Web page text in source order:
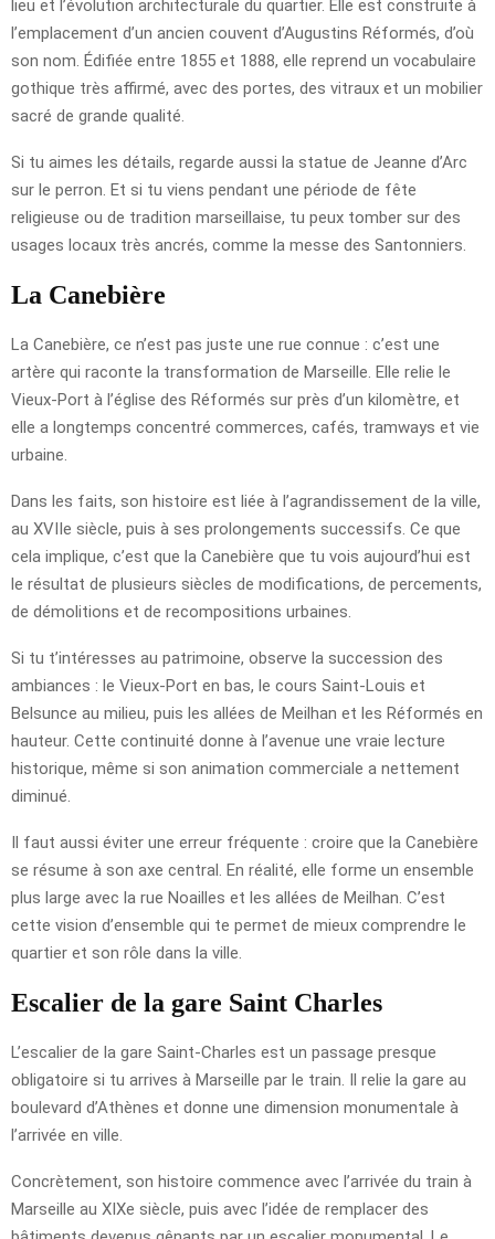
lieu et l’évolution architecturale du quartier. Elle est construite à
l’emplacement d’un ancien couvent d’Augustins Réformés, d’où
son nom. Édifiée entre 1855 et 1888, elle reprend un vocabulaire
gothique très affirmé, avec des portes, des vitraux et un mobilier
sacré de grande qualité.
Si tu aimes les détails, regarde aussi la statue de Jeanne d’Arc
sur le perron. Et si tu viens pendant une période de fête
religieuse ou de tradition marseillaise, tu peux tomber sur des
usages locaux très ancrés, comme la messe des Santonniers.
La Canebière
La Canebière, ce n’est pas juste une rue connue : c’est une
artère qui raconte la transformation de Marseille. Elle relie le
Vieux-Port à l’église des Réformés sur près d’un kilomètre, et
elle a longtemps concentré commerces, cafés, tramways et vie
urbaine.
Dans les faits, son histoire est liée à l’agrandissement de la ville,
au XVIIe siècle, puis à ses prolongements successifs. Ce que
cela implique, c’est que la Canebière que tu vois aujourd’hui est
le résultat de plusieurs siècles de modifications, de percements,
de démolitions et de recompositions urbaines.
Si tu t’intéresses au patrimoine, observe la succession des
ambiances : le Vieux-Port en bas, le cours Saint-Louis et
Belsunce au milieu, puis les allées de Meilhan et les Réformés en
hauteur. Cette continuité donne à l’avenue une vraie lecture
historique, même si son animation commerciale a nettement
diminué.
Il faut aussi éviter une erreur fréquente : croire que la Canebière
se résume à son axe central. En réalité, elle forme un ensemble
plus large avec la rue Noailles et les allées de Meilhan. C’est
cette vision d’ensemble qui te permet de mieux comprendre le
quartier et son rôle dans la ville.
Escalier de la gare Saint Charles
L’escalier de la gare Saint-Charles est un passage presque
obligatoire si tu arrives à Marseille par le train. Il relie la gare au
boulevard d’Athènes et donne une dimension monumentale à
l’arrivée en ville.
Concrètement, son histoire commence avec l’arrivée du train à
Marseille au XIXe siècle, puis avec l’idée de remplacer des